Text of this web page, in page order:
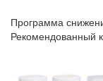
Программа
Рекомендованный